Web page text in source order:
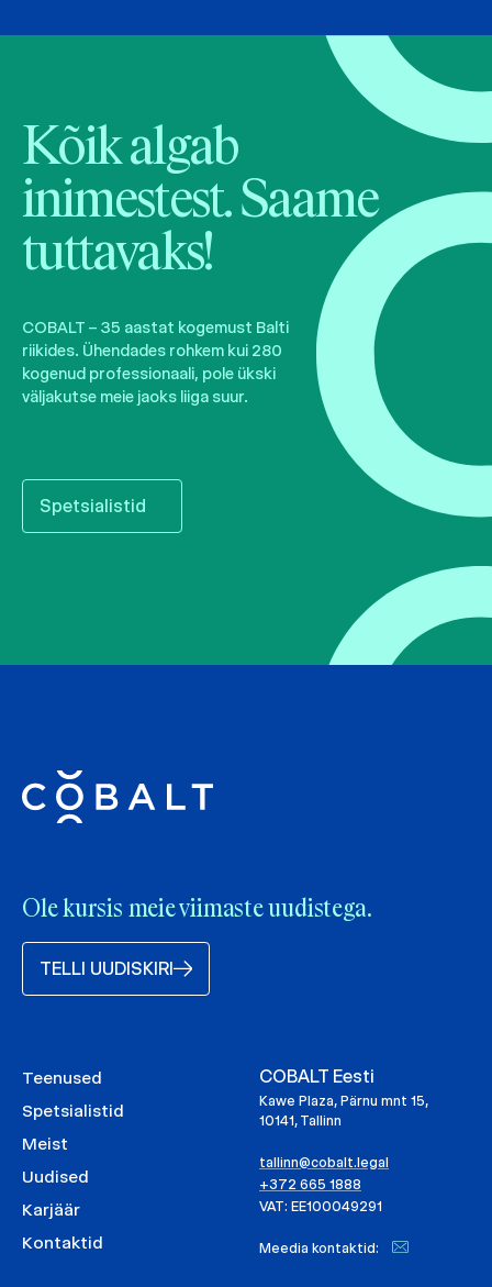
Kõik algab
inimestest. Saame
tuttavaks!
COBALT – 35 aastat kogemust Balti
riikides. Ühendades rohkem kui 280
kogenud professionaali, pole ükski
väljakutse meie jaoks liiga suur.
Spetsialistid
Ole kursis meie viimaste uudistega.
TELLI UUDISKIRI
Teenused
Spetsialistid
Meist
Uudised
Karjäär
Kontaktid
COBALT Eesti
Kawe Plaza, Pärnu mnt 15,
10141, Tallinn
tallinn@cobalt.legal
+372 665 1888
VAT: EE100049291
Meedia kontaktid: